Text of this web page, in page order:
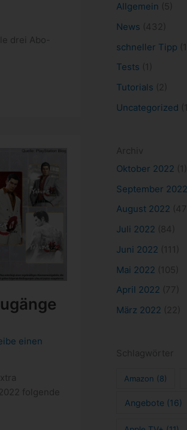
drei Abo-
einen
folgende
Allgemein
News
schneller Tipp
Tests
Tutorials
Uncategorized
Oktober 2022
September 2022
August 2022
Juli 2022
Juni 2022
Mai 2022
April 2022
März 2022
Amazon (8)
Angebote(16)